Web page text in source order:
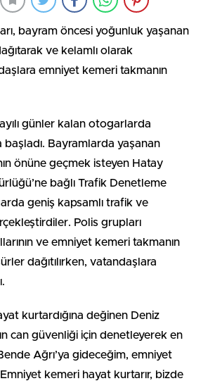
bayram öncesi yoğunluk yaşanan
ve kelamlı olarak
emniyet kemeri takmanın
günler kalan otogarlarda
Bayramlarda yaşanan
önüne geçmek isteyen Hatay
bağlı Trafik Denetleme
geniş kapsamlı trafik ve
Polis grupları
ve emniyet kemeri takmanın
dağıtılırken, vatandaşlara
kurtardığına değinen Deniz
can güvenliği için denetleyerek en
Ağrı’ya gideceğim, emniyet
kemeri hayat kurtarır, bizde